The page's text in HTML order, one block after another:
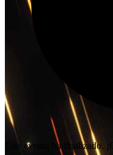
Este evento ha finalizado.